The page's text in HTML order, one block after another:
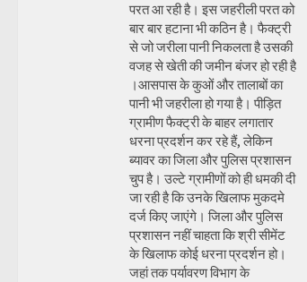
परत आ रही है। इस जहरीली परत को
बार बार हटाना भी कठिन है। फैक्ट्री
से जो जरीला पानी निकलता है उसकी
वजह से खेती की जमीन बंजर हो रही है
।आसपास के कुओं और तालाबों का
पानी भी जहरीला हो गया है। पीड़ित
ग्रामीण फैक्ट्री के बाहर लगातार
धरना प्रदर्शन कर रहे हैं, लेकिन
ब्यावर का जिला और पुलिस प्रशासन
चुप है। उल्टे ग्रामीणों को ही धमकी दी
जा रही है कि उनके खिलाफ मुकदमे
दर्ज किए जाएंगे। जिला और पुलिस
प्रशासन नहीं चाहता कि श्री सीमेंट
के खिलाफ कोई धरना प्रदर्शन हो।
जहां तक पर्यावरण विभाग के